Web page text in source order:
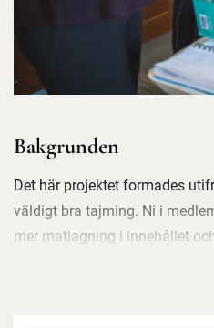
Bakgrunden
Det här projektet formades
väldigt bra tajming. Ni i
mer matlagning i innehållet